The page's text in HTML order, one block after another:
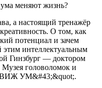
меняют жизнь?
а настоящий тренажёр
О том, как
потенциал и зачем
интеллектуальным
Гинзбург — доктором
Музея головоломок и
УМ&#43;&quot;.